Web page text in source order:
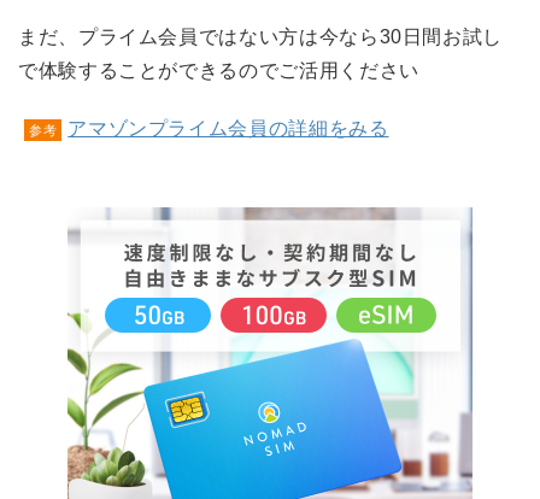
まだ、プライム会員ではない方は今なら30日間お試し
で体験することができるのでご活用ください
参考 アマゾンプライム会員の詳細をみる